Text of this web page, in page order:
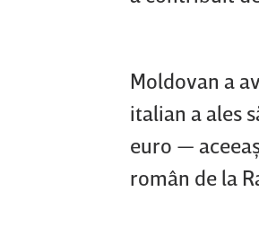
Moldovan a
italian a ales
euro —
român de la